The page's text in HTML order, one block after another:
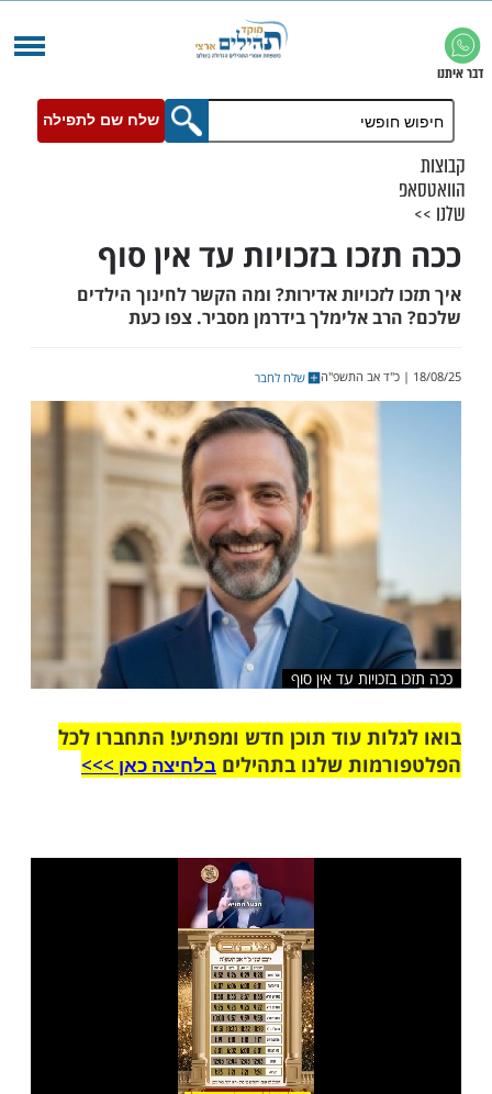
שלח שם לתפילה
בזכויות עד אין סוף
אדירות? ומה הקשר לחינוך הילדים
אלימלך בידרמן מסביר. צפו כעת
עוד תוכן חדש ומפתיע! התחברו לכל
שלנו בתהיליםבלחיצה כאן >>>​